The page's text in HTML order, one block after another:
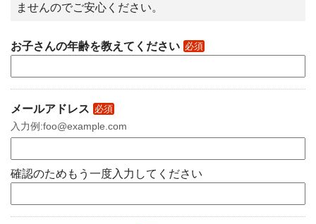
ませんのでご安心ください。
お子さんの年齢を教えてください 必須
メールアドレス 必須
入力例:foo@example.com
確認のためもう一度入力してください